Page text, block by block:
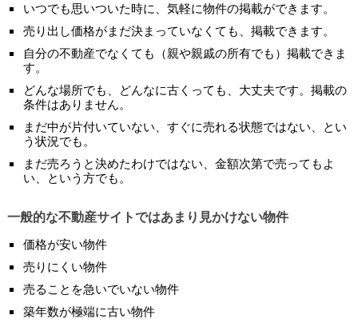
いつでも思いついた時に、気軽に物件の掲載ができます。
売り出し価格がまだ決まっていなくても、掲載できます。
自分の不動産でなくても（親や親戚の所有でも）掲載できま
す。
どんな場所でも、どんなに古くっても、大丈夫です。掲載の
条件はありません。
まだ中が片付いていない、すぐに売れる状態ではない、とい
う状況でも。
まだ売ろうと決めたわけではない、金額次第で売ってもよ
い、という方でも。
一般的な不動産サイトではあまり見かけない物件
価格が安い物件
売りにくい物件
売ることを急いでいない物件
築年数が極端に古い物件